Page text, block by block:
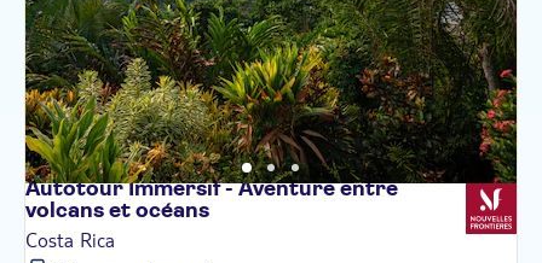
Autotour Immersif - Aventure entre
volcans et océans
Costa Rica